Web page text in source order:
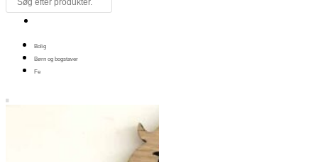
Bolig
Børn og bogstaver
Fe